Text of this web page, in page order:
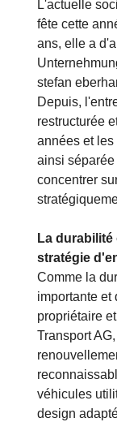
L'actuelle
fête cette
ans, elle a
stefan
Depuis,
restructurée
années et les
ainsi
concentrer
La
stratégie
Comme la
importante et
propriétaire
Transport
véhicules
design